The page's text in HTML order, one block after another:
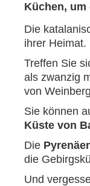
Küchen, um
Die
ihrer Heimat.
Treffen Sie
als zwanzig
von
Sie können
Küste von
Die
die
Und